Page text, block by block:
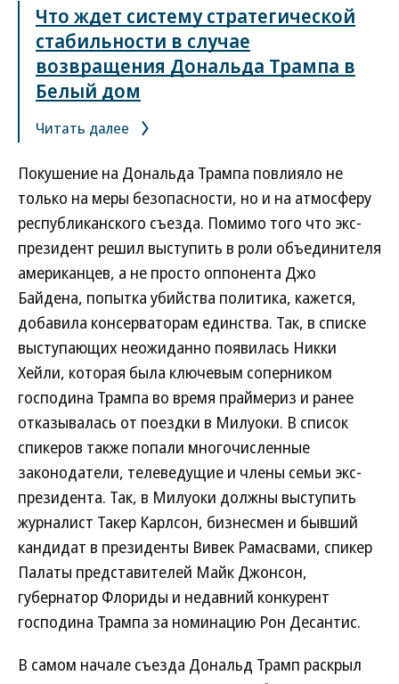
Что ждет систему стратегической
стабильности в случае
возвращения Дональда Трампа в
Белый дом
Читать далее
Покушение на Дональда Трампа повлияло не
только на меры безопасности, но и на атмосферу
республиканского съезда. Помимо того что экс-
президент решил выступить в роли объединителя
американцев, а не просто оппонента Джо
Байдена, попытка убийства политика, кажется,
добавила консерваторам единства. Так, в списке
выступающих неожиданно появилась Никки
Хейли, которая была ключевым соперником
господина Трампа во время праймериз и ранее
отказывалась от поездки в Милуоки. В список
спикеров также попали многочисленные
законодатели, телеведущие и члены семьи экс-
президента. Так, в Милуоки должны выступить
журналист Такер Карлсон, бизнесмен и бывший
кандидат в президенты Вивек Рамасвами, спикер
Палаты представителей Майк Джонсон,
губернатор Флориды и недавний конкурент
господина Трампа за номинацию Рон Десантис.
В самом начале съезда Дональд Трамп раскрыл